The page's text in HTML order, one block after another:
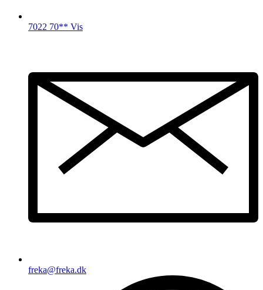
7022 70** Vis
freka@freka.dk